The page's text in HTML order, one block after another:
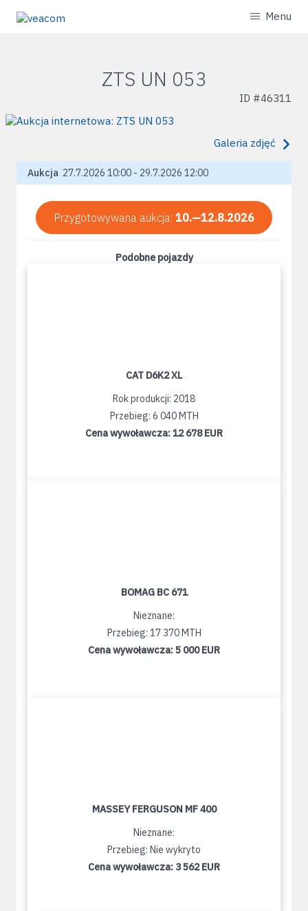
Menu
ZTS UN 053
ID #46311
Galeria zdjęć
Aukcja 27.7.2026 10:00 - 29.7.2026 12:00
Przygotowywana aukcja: 10.—12.8.2026
Podobne pojazdy
CAT D6K2 XL
Rok produkcji: 2018
Przebieg: 6 040 MTH
Cena wywoławcza:12 678 EUR
BOMAG BC 671
Nieznane:
Przebieg: 17 370 MTH
Cena wywoławcza:5 000 EUR
MASSEY FERGUSON MF 400
Nieznane:
Przebieg: Nie wykryto
Cena wywoławcza: 3 562 EUR